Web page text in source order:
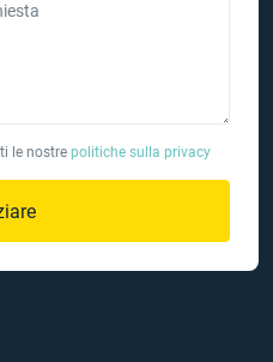
le nostre politiche sulla privacy